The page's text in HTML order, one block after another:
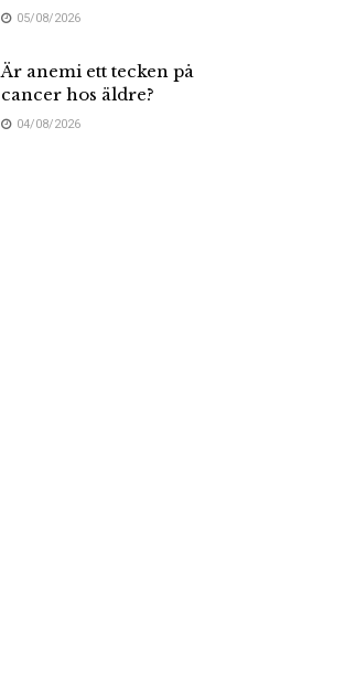
05/08/2026
Är anemi ett tecken på
cancer hos äldre?
04/08/2026